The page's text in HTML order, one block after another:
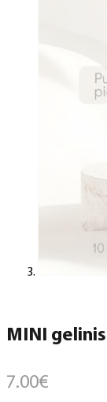
MINI
7.00€